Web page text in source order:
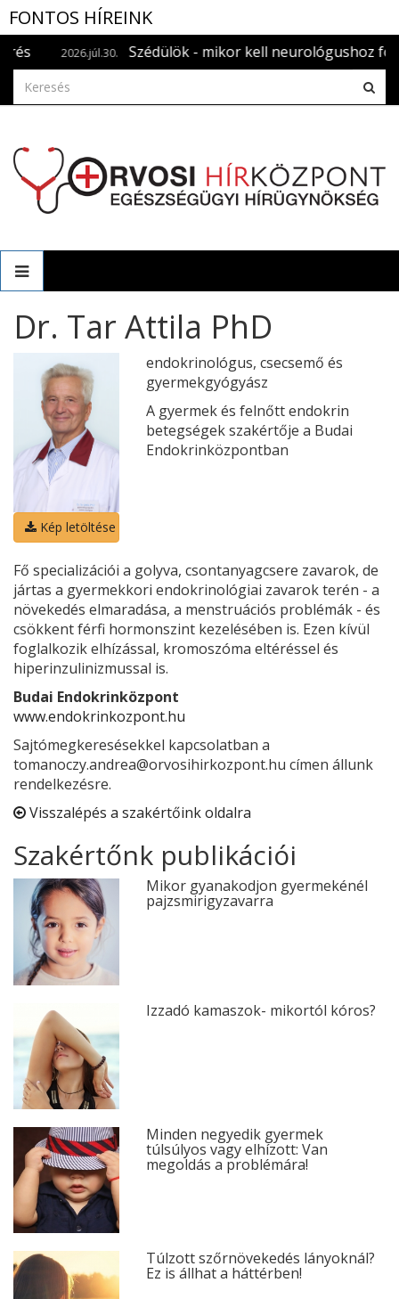
FONTOS HÍREINK
2026.júl.30. Szédülök - mikor kell neurológushoz
Dr. Tar Attila PhD
Kép letöltése
endokrinológus, csecsemő és
gyermekgyógyász
A gyermek és felnőtt endokrin
betegségek szakértője a Budai
Endokrinközpontban
Fő specializációi a golyva, csontanyagcsere zavarok, de
jártas a gyermekkori endokrinológiai zavarok terén - a
növekedés elmaradása, a menstruációs problémák - és
csökkent férfi hormonszint kezelésében is. Ezen kívül
foglalkozik elhízással, kromoszóma eltéréssel és
hiperinzulinizmussal is.
Budai Endokrinközpont
www.endokrinkozpont.hu
Sajtómegkeresésekkel kapcsolatban a
tomanoczy.andrea@orvosihirkozpont.hu címen állunk
rendelkezésre.
Visszalépés a szakértőink oldalra
Szakértőnk publikációi
Mikor gyanakodjon gyermekénél
pajzsmirigyzavarra
Izzadó kamaszok- mikortól kóros?
Minden negyedik gyermek
túlsúlyos vagy elhízott: Van
megoldás a problémára!
Túlzott szőrnövekedés lányoknál?
Ez is állhat a háttérben!